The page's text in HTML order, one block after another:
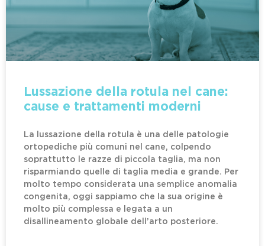
Lussazione della rotula nel cane:
cause e trattamenti moderni
La lussazione della rotula è una delle patologie
ortopediche più comuni nel cane, colpendo
soprattutto le razze di piccola taglia, ma non
risparmiando quelle di taglia media e grande. Per
molto tempo considerata una semplice anomalia
congenita, oggi sappiamo che la sua origine è
molto più complessa e legata a un
disallineamento globale dell’arto posteriore.